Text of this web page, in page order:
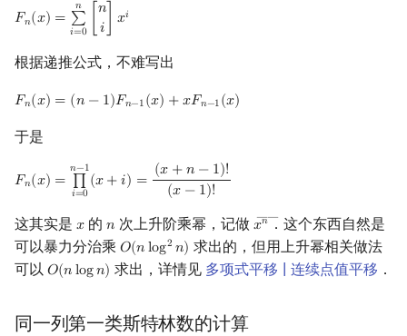
𝐹𝑛(𝑥) =
𝑛
∑
𝑖=0
𝑛
𝑖 𝑥𝑖
Fn(x)= ∑i= 0n i i
根据递推公式，不难写出
𝐹𝑛(𝑥) = (𝑛 − 1)𝐹𝑛−1(𝑥) +𝑥𝐹𝑛−1(𝑥)
Fn(x)= (n −1)F n− 1(x)+xFn−1 (x )
于是
𝐹𝑛(𝑥) =
𝑛−1
∏
𝑖=0
(𝑥+𝑖) = (𝑥 +𝑛 − 1)!
(𝑥 − 1)!
Fn(x)= ∏i 0n −1( x+ i)= (x +n−1)!(x−1)!
这其实是 𝑥
x 的𝑛
n 次上升阶乘幂，记做 𝑥――
𝑛
xn ―．这个东西自然是
可以暴力分治乘 𝑂(𝑛log2 𝑛)
O(nlog2n)
求出的，但用上升幂相关做法
可以 𝑂(𝑛log𝑛)
O(nlogn) 求出，详情见 多项式平移 | 连续点值平移 ．
同一列第一类斯特林数的计算